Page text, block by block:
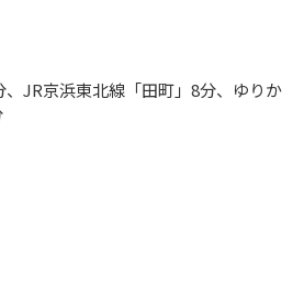
JR京浜東北線「田町」8分、ゆりか